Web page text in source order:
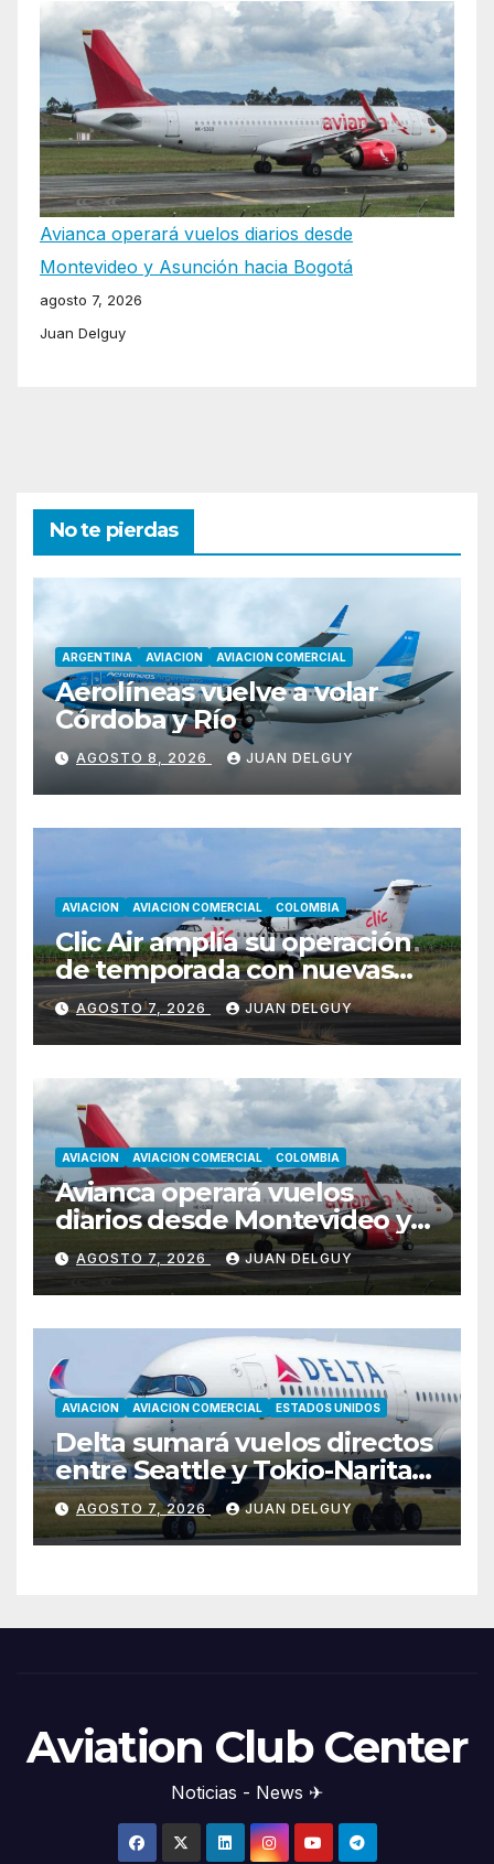
Avianca operará vuelos diarios desde
Montevideo y Asunción hacia Bogotá
agosto 7, 2026
Juan Delguy
No te pierdas
ARGENTINA AVIACION AVIACION COMERCIAL
Aerolíneas vuelve a volar
Córdoba y Río
AGOSTO 8, 2026 JUAN DELGUY
AVIACION AVIACION COMERCIAL COLOMBIA
Clic Air amplía su operación
de temporada con nuevas
rutas hacia Cartagena y Tolú
AGOSTO 7, 2026 JUAN DELGUY
AVIACION AVIACION COMERCIAL COLOMBIA
Avianca operará vuelos
diarios desde Montevideo y
Asunción hacia Bogotá
AGOSTO 7, 2026 JUAN DELGUY
AVIACION AVIACION COMERCIAL ESTADOS UNIDOS
Delta sumará vuelos directos
entre Seattle y Tokio-Narita
desde marzo de 2027
AGOSTO 7, 2026 JUAN DELGUY
Aviation Club Center
Noticias - News ✈